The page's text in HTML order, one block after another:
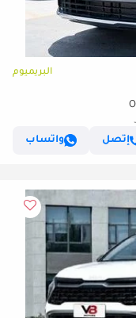
البريميوم
إتصل
واتساب